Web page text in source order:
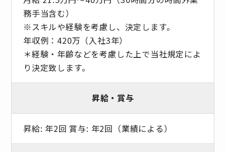
務手当含む）
※スキルや経験を考慮し、決定します。
年収例：420万（入社3年）
＊経験・年齢などを考慮した上で当社規定によ
り決定致します。
昇給・賞与
昇給: 年2回 賞与: 年2回（業績による）